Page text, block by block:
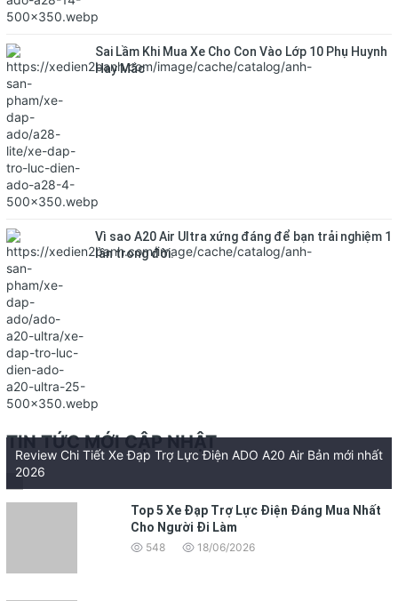
Sai Lầm Khi Mua Xe Cho Con Vào Lớp 10 Phụ Huynh
Hay Mắc
Vì sao A20 Air Ultra xứng đáng để bạn trải nghiệm 1
lần trong đời.
TIN TỨC MỚI CẬP NHẬT
Review Chi Tiết Xe Đạp Trợ Lực Điện ADO A20 Air Bản mới nhất
2026
Top 5 Xe Đạp Trợ Lực Điện Đáng Mua Nhất
Cho Người Đi Làm
548 18/06/2026